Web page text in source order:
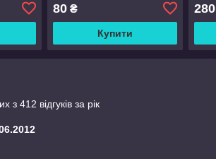
80₴
Купити
280
з 412 відгуків за рік